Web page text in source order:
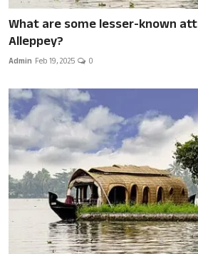
What are some lesser-known
Alleppey?
Admin Feb 19, 2025 0